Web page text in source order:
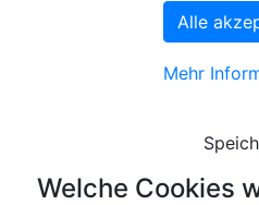
Alle
Mehr
Welche Cookies